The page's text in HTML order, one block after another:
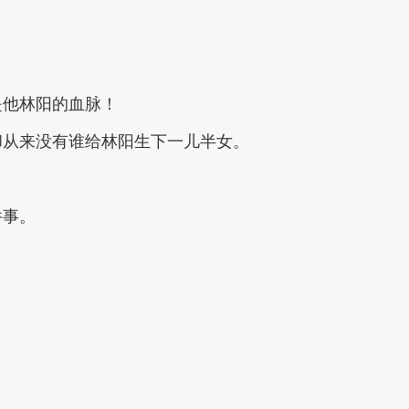
林阳的血脉！
来没有谁给林阳生下一儿半女。
。